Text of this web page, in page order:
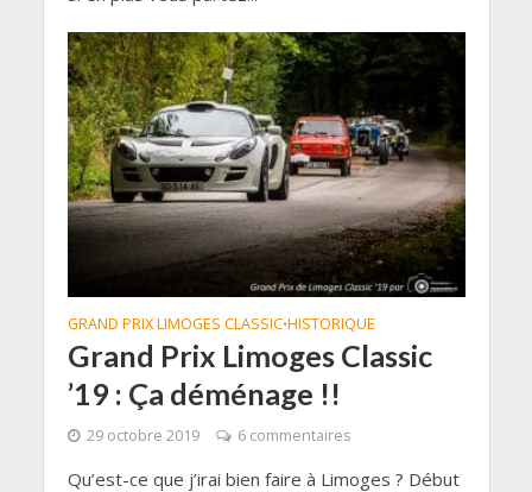
GRAND PRIX LIMOGES CLASSIC•HISTORIQUE
Grand Prix Limoges Classic
’19 : Ça déménage !!
29 octobre 2019 6 commentaires
Qu’est-ce que j’irai bien faire à Limoges ? Début